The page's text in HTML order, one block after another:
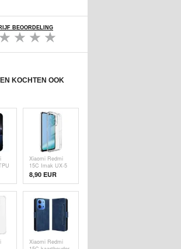
BEOORDELING
KOCHTEN OOK
Xiaomi Redmi
15C Imak UX-5
TPU hoesje -
transparant
8,90 EUR
Xiaomi Redmi